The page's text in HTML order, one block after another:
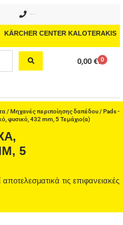
KÄRCHER CENTER KALOTERAKIS
0,00 € 0
Cart
/Μηχανές περιποίησης δαπέδου/Pads -
φυσικό, 432 mm, 5 Τεμάχιο(α)
5
τις επιφανειακές